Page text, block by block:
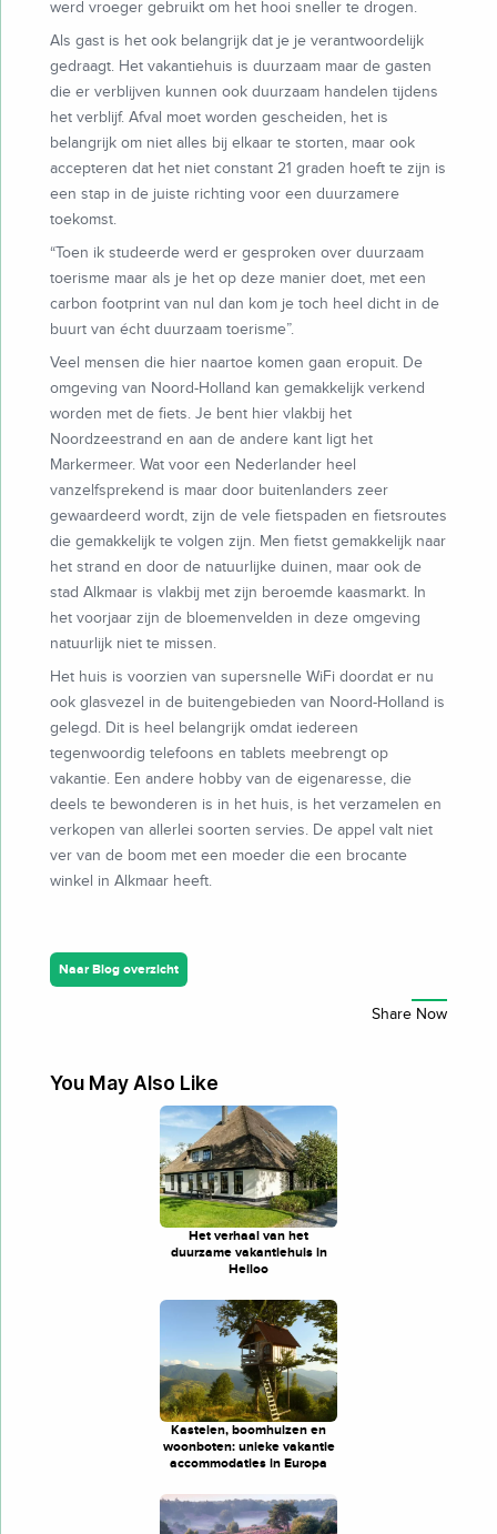
werd vroeger gebruikt om het hooi sneller te drogen.
Als gast is het ook belangrijk dat je je verantwoordelijk
gedraagt. Het vakantiehuis is duurzaam maar de gasten
die er verblijven kunnen ook duurzaam handelen tijdens
het verblijf. Afval moet worden gescheiden, het is
belangrijk om niet alles bij elkaar te storten, maar ook
accepteren dat het niet constant 21 graden hoeft te zijn is
een stap in de juiste richting voor een duurzamere
toekomst.
“Toen ik studeerde werd er gesproken over duurzaam
toerisme maar als je het op deze manier doet, met een
carbon footprint van nul dan kom je toch heel dicht in de
buurt van écht duurzaam toerisme”.
Veel mensen die hier naartoe komen gaan eropuit. De
omgeving van Noord-Holland kan gemakkelijk verkend
worden met de fiets. Je bent hier vlakbij het
Noordzeestrand en aan de andere kant ligt het
Markermeer. Wat voor een Nederlander heel
vanzelfsprekend is maar door buitenlanders zeer
gewaardeerd wordt, zijn de vele fietspaden en fietsroutes
die gemakkelijk te volgen zijn. Men fietst gemakkelijk naar
het strand en door de natuurlijke duinen, maar ook de
stad Alkmaar is vlakbij met zijn beroemde kaasmarkt. In
het voorjaar zijn de bloemenvelden in deze omgeving
natuurlijk niet te missen.
Het huis is voorzien van supersnelle WiFi doordat er nu
ook glasvezel in de buitengebieden van Noord-Holland is
gelegd. Dit is heel belangrijk omdat iedereen
tegenwoordig telefoons en tablets meebrengt op
vakantie. Een andere hobby van de eigenaresse, die
deels te bewonderen is in het huis, is het verzamelen en
verkopen van allerlei soorten servies. De appel valt niet
ver van de boom met een moeder die een brocante
winkel in Alkmaar heeft.
Naar Blog overzicht
You May Also Like
Het verhaal van het
duurzame vakantiehuis in
Heiloo
Kastelen, boomhuizen en
woonboten: unieke vakantie
accommodaties in Europa